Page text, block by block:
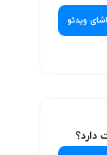
ویدئو
دارد؟